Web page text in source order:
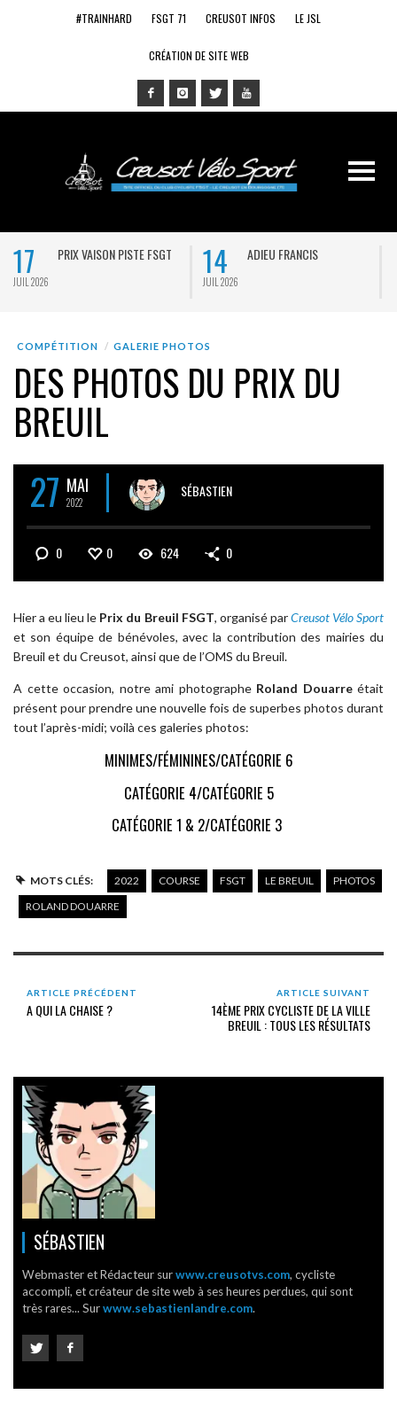
#TRAINHARD FSGT 71 CREUSOT INFOS LE JSL
CRÉATION DE SITE WEB
17
JUIL 2026
PRIX VAISON PISTE FSGT 14
JUIL 2026
ADIEU FRANCIS
COMPÉTITION GALERIE PHOTOS
DES PHOTOS DU PRIX DU
BREUIL
27 MAI
2022
SÉBASTIEN
0 0 624 0
Hier a eu lieu le Prix du Breuil FSGT, organisé parCreusot Vélo Sport
et son équipe de bénévoles, avec la contribution des mairies du
Breuil et du Creusot, ainsi que de l’OMS du Breuil.
A cette occasion, notre ami photographe Roland Douarreétait
présent pour prendre une nouvelle fois de superbes photos durant
tout l’après-midi; voilà ces galeries photos:
MINIMES/FÉMININES/CATÉGORIE 6
CATÉGORIE 4/CATÉGORIE 5
CATÉGORIE 1 & 2/CATÉGORIE 3
MOTS CLÉS: 2022 COURSE FSGT LE BREUIL
PHOTOS
ROLAND DOUARRE
ARTICLE PRÉCÉDENT
A QUI LA CHAISE ?
ARTICLE SUIVANT
14ÈME PRIX CYCLISTE DE LA VILLE
BREUIL : TOUS LES RÉSULTATS
SÉBASTIEN
Webmaster et Rédacteur surwww.creusotvs.com, cycliste
accompli, et créateur de site web à ses heures perdues, qui sont
très rares... Surwww.sebastienlandre.com.